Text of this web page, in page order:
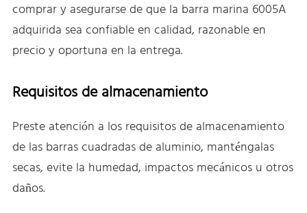
comprar y asegurarse de que la barra marina 6005A
adquirida sea confiable en calidad, razonable en
precio y oportuna en la entrega.
Requisitos de almacenamiento
Preste atención a los requisitos de almacenamiento
de las barras cuadradas de aluminio, manténgalas
secas, evite la humedad, impactos mecánicos u otros
daños.